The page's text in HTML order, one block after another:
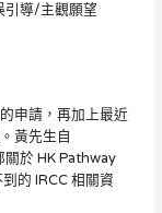
引導/主觀願望
申請，再加上最近
。黃先生自
於 HK Pathway
的 IRCC 相關資